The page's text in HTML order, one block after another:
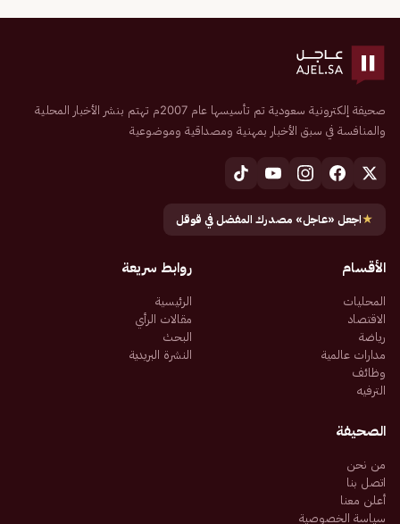
صحيفة إلكترونية سعودية تم تأسيسها عام 2007م تهتم بنشر الأخبار المحلية
والمنافسة في سبق الأخبار بمهنية ومصداقية وموضوعية
★اجعل «عاجل» مصدرك المفضل في قوقل
الأقسام
المحليات
الاقتصاد
رياضة
مدارات عالمية
وظائف
الترفيه
روابط سريعة
الرئيسية
مقالات الرأي
البحث
النشرة البريدية
الصحيفة
من نحن
اتصل بنا
أعلن معنا
سياسة الخصوصية